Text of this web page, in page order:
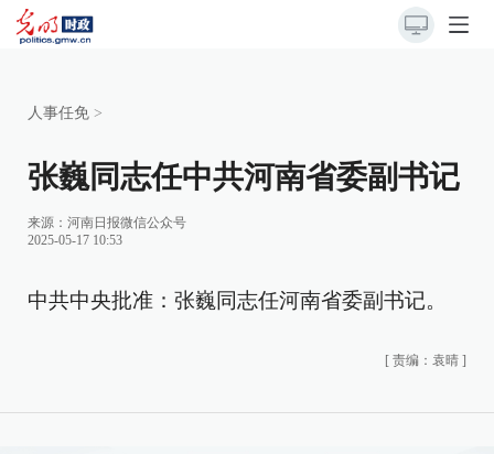
人事任免 >
张巍同志任中共河南省委副书记
来源： 河南日报微信公众号
2025-05-17 10:53
中共中央批准：张巍同志任河南省委副书记。
[ 责编：袁晴 ]